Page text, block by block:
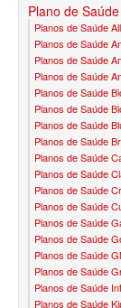
MED TOUR
QSAUDE
SANTA
SÃO
SÃO MIGUEL
STA CASA
TOTAL
Plano de Saúde
Planos de Saúde
Planos de Saúde
Planos de Saúde
Planos de Saúde
Planos de Saúde
Planos de Saúde
Planos de Saúde
Planos de Saúde
Planos de Saúde
Planos de Saúde
Planos de Saúde
Planos de Saúde
Planos de Saúde
Planos de Saúde
Planos de Saúde
Planos de Saúde
Planos de Saúde
Planos de Saúde